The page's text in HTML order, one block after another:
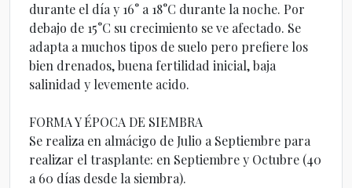
durante el día y 16° a 18°C durante la noche. Por
debajo de 15°C su crecimiento se ve afectado. Se
adapta a muchos tipos de suelo pero prefiere los
bien drenados, buena fertilidad inicial, baja
salinidad y levemente acido.
FORMA Y ÉPOCA DE SIEMBRA
Se realiza en almácigo de Julio a Septiembre para
realizar el trasplante: en Septiembre y Octubre (40
a 60 días desde la siembra).